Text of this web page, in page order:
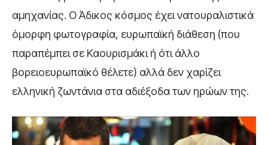
αμηχανίας. Ο Άδικος κόσμος έχει νατουραλιστικά
όμορφη φωτογραφία, ευρωπαϊκή διάθεση (που
παραπέμπει σε Καουρισμάκι ή ότι άλλο
βορειοευρωπαϊκό θέλετε) αλλά δεν χαρίζει
ελληνική ζωντάνια στα αδιέξοδα των ηρώων της.